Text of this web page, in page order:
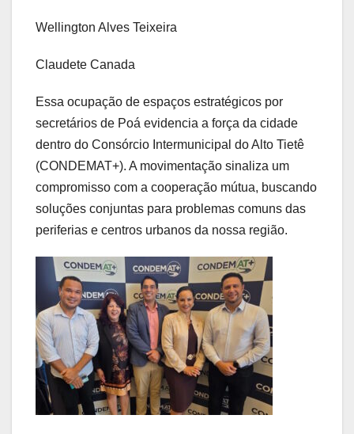
Wellington Alves Teixeira
Claudete Canada
Essa ocupação de espaços estratégicos por
secretários de Poá evidencia a força da cidade
dentro do Consórcio Intermunicipal do Alto Tietê
(CONDEMAT+). A movimentação sinaliza um
compromisso com a cooperação mútua, buscando
soluções conjuntas para problemas comuns das
periferias e centros urbanos da nossa região.